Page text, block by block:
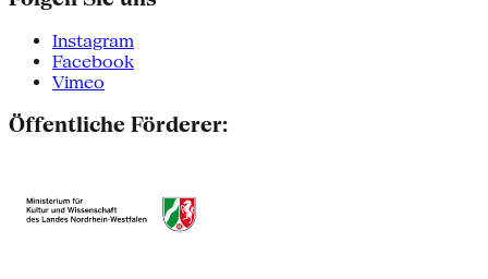
Instagram
Facebook
Vimeo
Öffentliche Förderer: